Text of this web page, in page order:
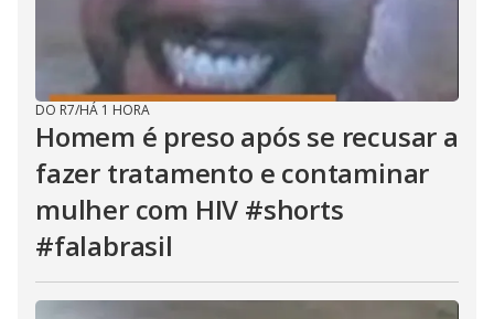
DO R7/HÁ 1 HORA
Homem é preso após se recusar a
fazer tratamento e contaminar
mulher com HIV #shorts
#falabrasil